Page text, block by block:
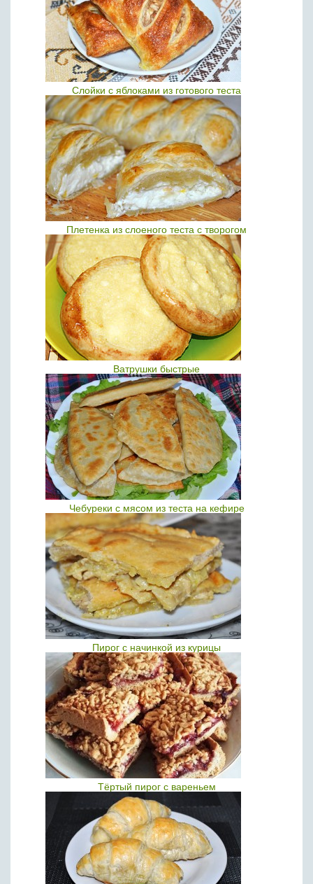
Слойки с яблоками из готового теста
Плетенка из слоеного теста с творогом
Ватрушки быстрые
Чебуреки с мясом из теста на кефире
Пирог с начинкой из курицы
Тёртый пирог с вареньем